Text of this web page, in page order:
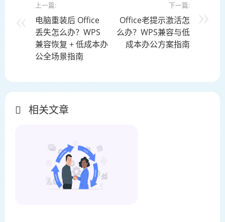
上一篇:
电脑重装后 Office
丢失怎么办？WPS
兼容恢复 + 低成本办
公全场景指南
下一篇:
Office老提示激活怎
么办？WPS兼容与低
成本办公方案指南
相关文章